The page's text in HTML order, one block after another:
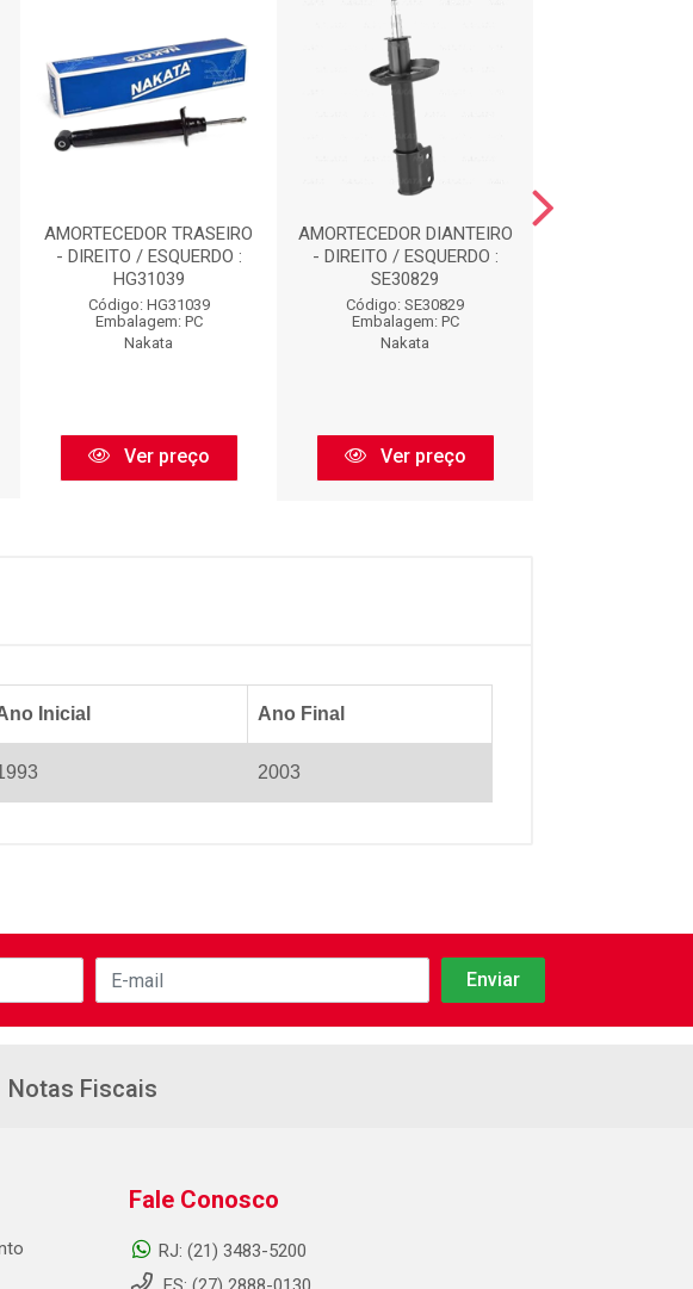
AMORTECEDOR TRASEIRO
- DIREITO / ESQUERDO :
HG31039
Código: HG31039
Embalagem: PC
Nakata
Ver preço
AMORTECEDOR DIANTEIRO
- DIREITO / ESQUERDO :
SE30829
Código: SE30829
Embalagem: PC
Nakata
Ver preço
Inicial Ano Final
2003
Notas Fiscais
Fale Conosco
RJ: (21) 3483-5200